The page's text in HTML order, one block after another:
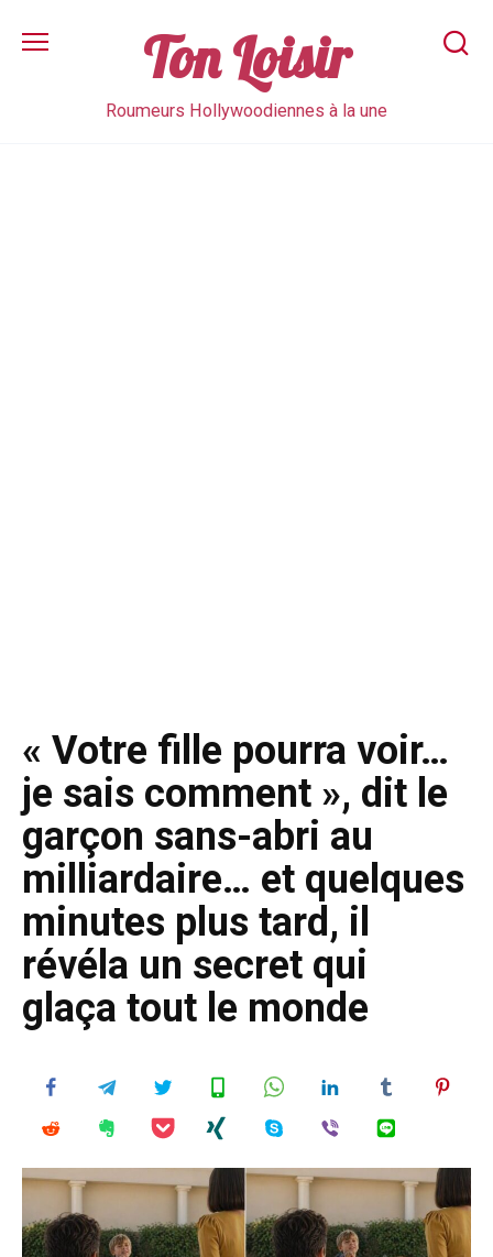
content
Ton Loisir
Roumeurs Hollywoodiennes à la une
« Votre fille pourra voir…
je sais comment », dit le
garçon sans-abri au
milliardaire… et quelques
minutes plus tard, il
révéla un secret qui
glaça tout le monde